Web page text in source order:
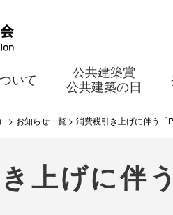
いて
公共建築賞
公共建築の日
お知らせ一覧 消費税引き上げに伴う「
上げに伴